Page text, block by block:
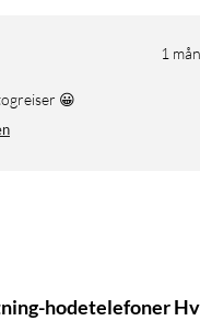
1
😀
hodetelefoner